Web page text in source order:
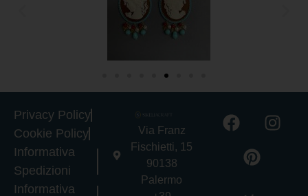
Privacy Policy
Cookie Policy
Informativa
Spedizioni
Informativa
Via Franz
Fischietti, 15
90138
Palermo